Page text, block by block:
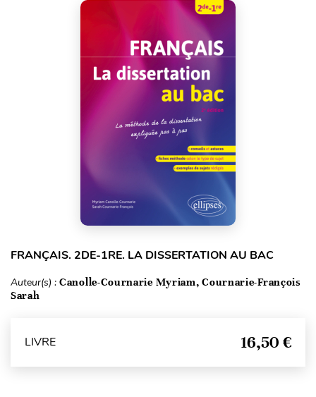
FRANÇAIS. 2DE-1RE. LA DISSERTATION AU BAC
Auteur(s) : Canolle-Cournarie Myriam, Cournarie-François
Sarah
LIVRE 16,50 €